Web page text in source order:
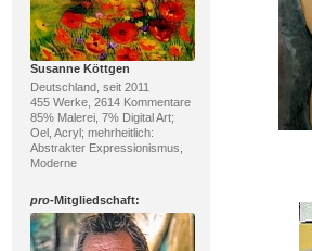
Susanne Köttgen
Deutschland, seit 2011
455 Werke, 2614 Kommentare
85% Malerei, 7% Digital Art;
Oel, Acryl; mehrheitlich:
Abstrakter Expressionismus,
Moderne
pro-Mitgliedschaft: